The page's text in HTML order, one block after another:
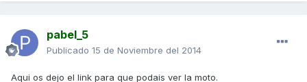
pabel_5
Publicado 15 de Noviembre del 2014
Aqui os dejo el link para que podais ver la moto.